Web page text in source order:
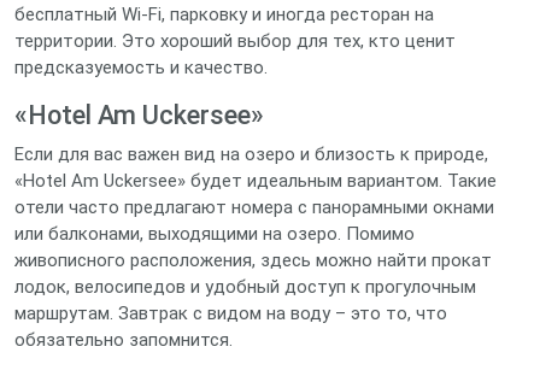
бесплатный Wi-Fi, парковку и иногда ресторан на
территории. Это хороший выбор для тех, кто ценит
предсказуемость и качество.
«Hotel Am Uckersee»
Если для вас важен вид на озеро и близость к природе,
«Hotel Am Uckersee» будет идеальным вариантом. Такие
отели часто предлагают номера с панорамными окнами
или балконами, выходящими на озеро. Помимо
живописного расположения, здесь можно найти прокат
лодок, велосипедов и удобный доступ к прогулочным
маршрутам. Завтрак с видом на воду – это то, что
обязательно запомнится.